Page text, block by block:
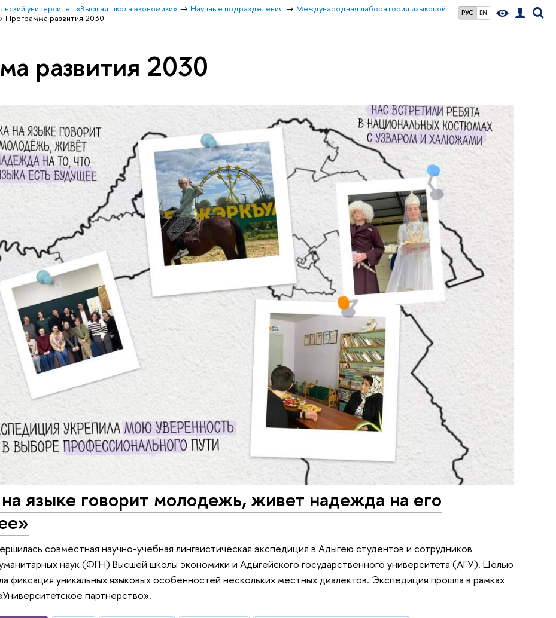
РУС EN
университет «Высшая школа экономики» Научные подразделения
Международная лаборатория языковой
Программа развития 2030
развития 2030
языке говорит молодежь, живет надежда на его
совместная научно-учебная лингвистическая экспедиция в Адыгею студентов и сотрудников
наук (ФГН) Высшей школы экономики и Адыгейского государственного университета (АГУ). Целью
фиксация уникальных языковых особенностей нескольких местных диалектов. Экспедиция прошла в рамках
партнерство».